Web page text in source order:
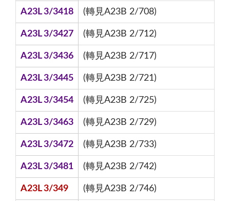
A23L 3/3418 (轉見A23B 2/708)
A23L 3/3427 (轉見A23B 2/712)
A23L 3/3436 (轉見A23B 2/717)
A23L 3/3445 (轉見A23B 2/721)
A23L 3/3454 (轉見A23B 2/725)
A23L 3/3463 (轉見A23B 2/729)
A23L 3/3472 (轉見A23B 2/733)
A23L 3/3481 (轉見A23B 2/742)
A23L 3/349 (轉見A23B 2/746)